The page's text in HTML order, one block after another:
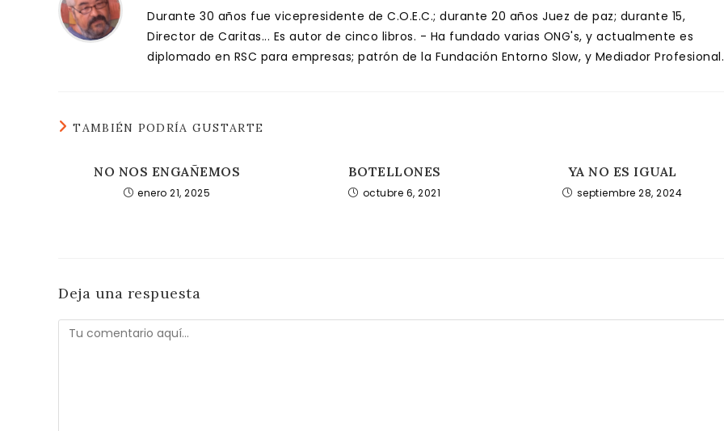
Durante 30 años fue vicepresidente de C.O.E.C.; durante 20 años Juez de paz; durante 15,
Director de Caritas... Es autor de cinco libros. - Ha fundado varias ONG's, y actualmente es
diplomado en RSC para empresas; patrón de la Fundación Entorno Slow, y Mediador Profesional.
TAMBIÉN PODRÍA GUSTARTE
NO NOS ENGAÑEMOS
enero 21, 2025
BOTELLONES
octubre 6, 2021
YA NO ES IGUAL
septiembre 28, 2024
Deja una respuesta
Comentario